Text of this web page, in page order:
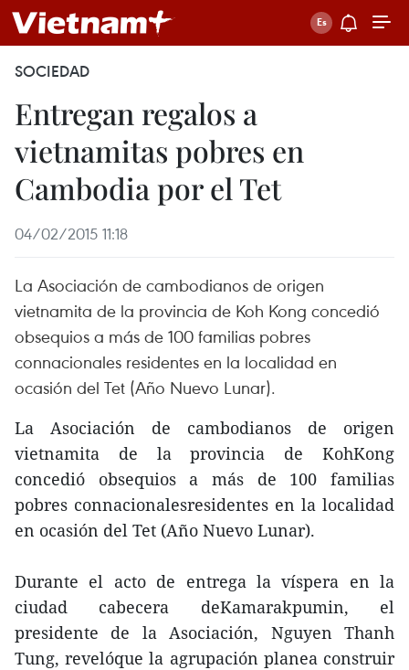
SOCIEDAD
Entregan regalos a
vietnamitas pobres en
Cambodia por el Tet
04/02/2015 11:18
La Asociación de cambodianos de origen
vietnamita de la provincia de Koh Kong concedió
obsequios a más de 100 familias pobres
connacionales residentes en la localidad en
ocasión del Tet (Año Nuevo Lunar).
La Asociación de cambodianos de origen
vietnamita de la provincia de KohKong
concedió obsequios a más de 100 familias
pobres connacionalesresidentes en la localidad
en ocasión del Tet (Año Nuevo Lunar).
Durante el acto de entrega la víspera en la
ciudad cabecera deKamarakpumin, el
presidente de la Asociación, Nguyen Thanh
Tung, revelóque la agrupación planea construir